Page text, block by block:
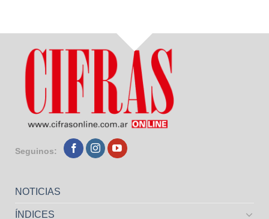
Seguinos:
NOTICIAS
ÍNDICES